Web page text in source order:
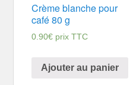
Crème blanche pour
café 80 g
0.90€ prix TTC
Ajouter au panier